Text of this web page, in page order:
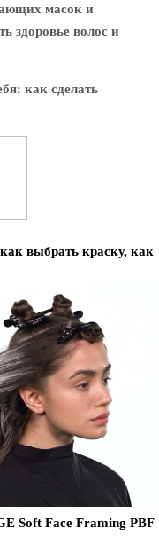
масок и
здоровье волос и
выбрать краску, как
Soft Face Framing PBF